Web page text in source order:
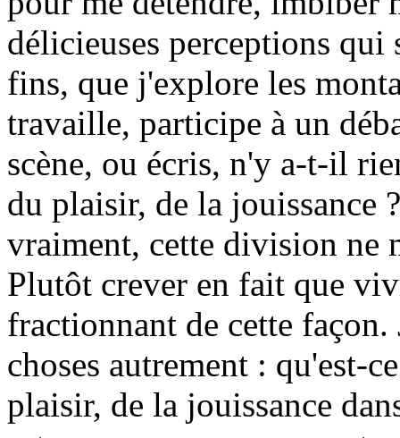
délicieuses perceptions qui
fins, que j'explore les
travaille, participe à un
scène, ou écris, n'y a-t-il
du plaisir, de la jouissance
vraiment, cette division ne
Plutôt crever en fait que
fractionnant de cette
choses autrement : qu'est-
plaisir, de la jouissance